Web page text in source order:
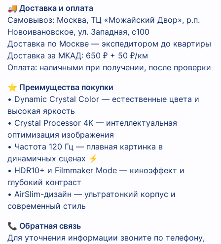
🚚 Доставка и оплата
Самовывоз: Москва, ТЦ «Можайский Двор», р.п.
Новоивановское, ул. Западная, с100
Доставка по Москве — экспедитором до квартиры
Доставка за МКАД: 650 ₽ + 50 ₽/км
Оплата: наличными при получении, после проверки
⭐ Преимущества покупки
• Dynamic Crystal Color — естественные цвета и
высокая яркость
• Crystal Processor 4K — интеллектуальная
оптимизация изображения
• Частота 120 Гц — плавная картинка в
динамичных сценах ⚡
• HDR10+ и Filmmaker Mode — киноэффект и
глубокий контраст
• AirSlim-дизайн — ультратонкий корпус и
современный стиль
📞 Обратная связь
Для уточнения информации звоните по телефону,